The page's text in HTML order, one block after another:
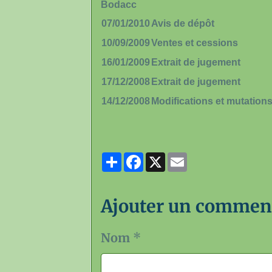
Bodacc
07/01/2010 Avis de dépôt
10/09/2009Ventes et cessions
16/01/2009 Extrait de jugement
17/12/2008 Extrait de jugement
14/12/2008 Modifications et
Partager
Facebook
X
Ajouter un
Nom